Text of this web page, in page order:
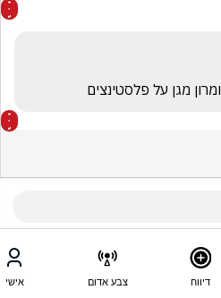
מגן על פלסטינצים
דיווח צבע אדום אישי